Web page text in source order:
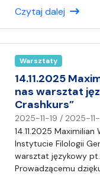
Czytaj dalej
Warsztaty
14.11.2025
nas warsztat
Crashkurs”
2025-11-19 / 2025-11-
14.11.2025
Instytucie Filologii
warsztat językowy pt.
Prowadzącemu